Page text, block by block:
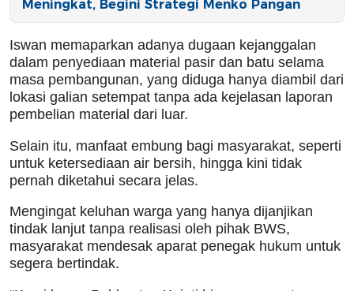
Meningkat, Begini Strategi Menko Pangan
Iswan memaparkan adanya dugaan kejanggalan
dalam penyediaan material pasir dan batu selama
masa pembangunan, yang diduga hanya diambil dari
lokasi galian setempat tanpa ada kejelasan laporan
pembelian material dari luar.
Selain itu, manfaat embung bagi masyarakat, seperti
untuk ketersediaan air bersih, hingga kini tidak
pernah diketahui secara jelas.
Mengingat keluhan warga yang hanya dijanjikan
tindak lanjut tanpa realisasi oleh pihak BWS,
masyarakat mendesak aparat penegak hukum untuk
segera bertindak.